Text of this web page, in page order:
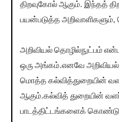
திறவுகோல் ஆகும். இந்தத்
பயன்படுத்த அறிவாளிகளும்,
அறிவியல் தொழில்நுட்பம்
ஒரு அங்கம்.எனவே அறிவியல்
மொத்த கல்வித்துறையின்
ஆகும்.கல்வித் துறையின்
பாடத்திட்டங்களைக்